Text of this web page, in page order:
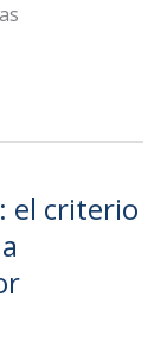
el criterio